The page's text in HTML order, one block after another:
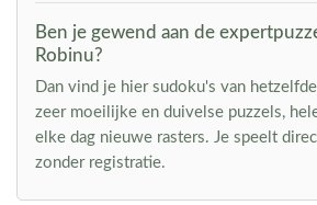
Ben je gewend aan de
Robinu?
Dan vind je hier sudoku's van
zeer moeilijke en duivelse puzzels,
elke dag nieuwe rasters. Je speelt
zonder registratie.